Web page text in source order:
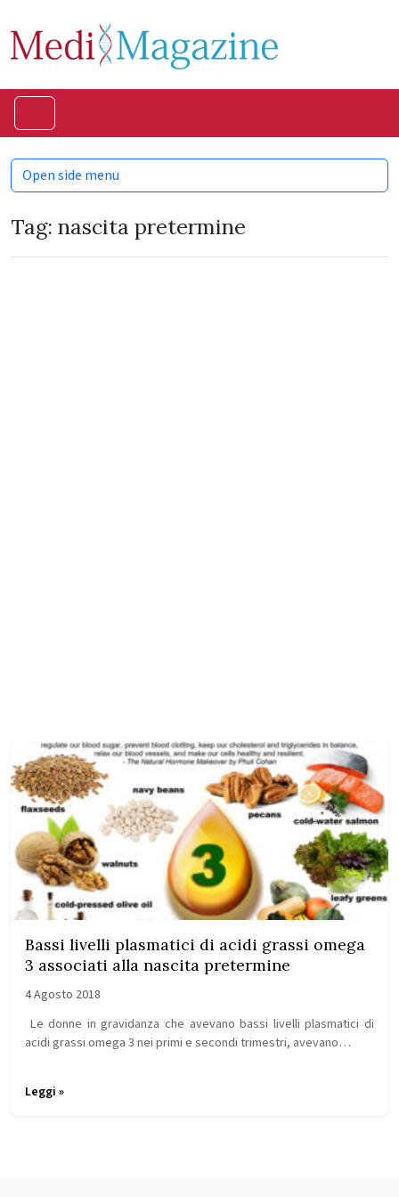
Tag: nascita pretermine
Bassi livelli plasmatici di acidi grassi omega
3 associati alla nascita pretermine
4 Agosto 2018
Le donne in gravidanza che avevano bassi livelli plasmatici di
acidi grassi omega 3 nei primi e secondi trimestri, avevano…
Leggi »
Open side menu